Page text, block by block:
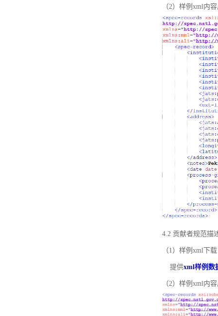
（2）样例xml内
4.2 贡献者规范描
（1）样例xml下载
提供xml样例数
（2）样例xml内